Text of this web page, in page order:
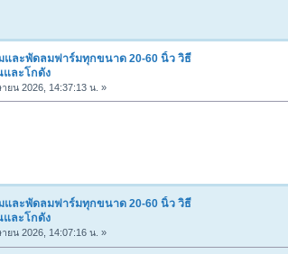
และพัดลมฟาร์มทุกขนาด 20-60 นิ้ว วิธี
และโกดัง
ยน 2026, 14:37:13 น. »
และพัดลมฟาร์มทุกขนาด 20-60 นิ้ว วิธี
และโกดัง
ยน 2026, 14:07:16 น. »